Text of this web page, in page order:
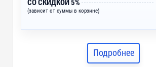
СО СКИДКОЙ 5%
(зависит от суммы в корзине)
Подробнее